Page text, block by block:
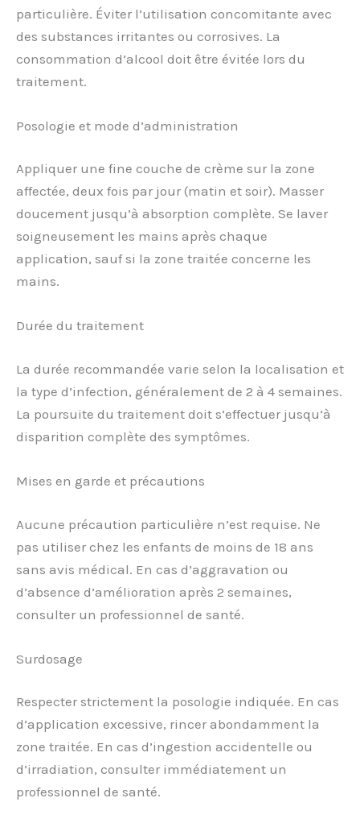
particulière. Éviter l’utilisation concomitante avec
des substances irritantes ou corrosives. La
consommation d’alcool doit être évitée lors du
traitement.
Posologie et mode d’administration
Appliquer une fine couche de crème sur la zone
affectée, deux fois par jour (matin et soir). Masser
doucement jusqu’à absorption complète. Se laver
soigneusement les mains après chaque
application, sauf si la zone traitée concerne les
mains.
Durée du traitement
La durée recommandée varie selon la localisation et
la type d’infection, généralement de 2 à 4 semaines.
La poursuite du traitement doit s’effectuer jusqu’à
disparition complète des symptômes.
Mises en garde et précautions
Aucune précaution particulière n’est requise. Ne
pas utiliser chez les enfants de moins de 18 ans
sans avis médical. En cas d’aggravation ou
d’absence d’amélioration après 2 semaines,
consulter un professionnel de santé.
Surdosage
Respecter strictement la posologie indiquée. En cas
d’application excessive, rincer abondamment la
zone traitée. En cas d’ingestion accidentelle ou
d’irradiation, consulter immédiatement un
professionnel de santé.